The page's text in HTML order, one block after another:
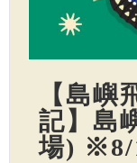
【島嶼
記】島
場) ※8/